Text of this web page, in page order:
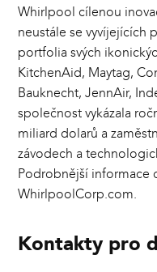
Whirlpool cílenou
neustále se vyvíjejících
portfolia svých
KitchenAid, Maytag,
Bauknecht, JennAir,
společnost vykázala
miliard dolarů a
závodech a
Podrobnější informace
WhirlpoolCorp.com.
Kontakty pro